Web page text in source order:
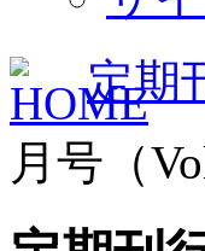
定期
月号（